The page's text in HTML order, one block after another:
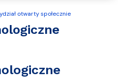
otwarty społecznie